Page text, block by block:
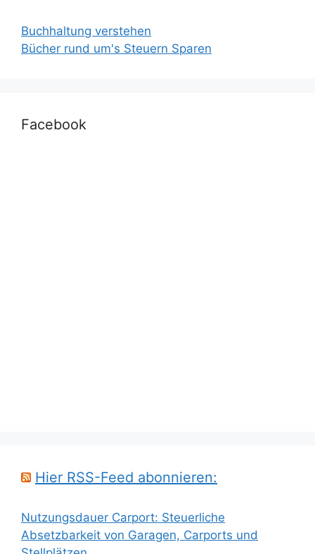
Buchhaltung verstehen
Bücher rund um's Steuern Sparen
Facebook
Hier RSS-Feed abonnieren:
Nutzungsdauer Carport: Steuerliche
Absetzbarkeit von Garagen, Carports und